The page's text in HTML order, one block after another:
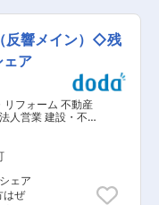
を
抑え
事
と
で
土
休
、
いま
入社
長で
リ
し
。
だい
の
契
に
ォー
まで
反響メイン）◇残
ア
リフォーム 不動産
人営業 建設・不
ェア